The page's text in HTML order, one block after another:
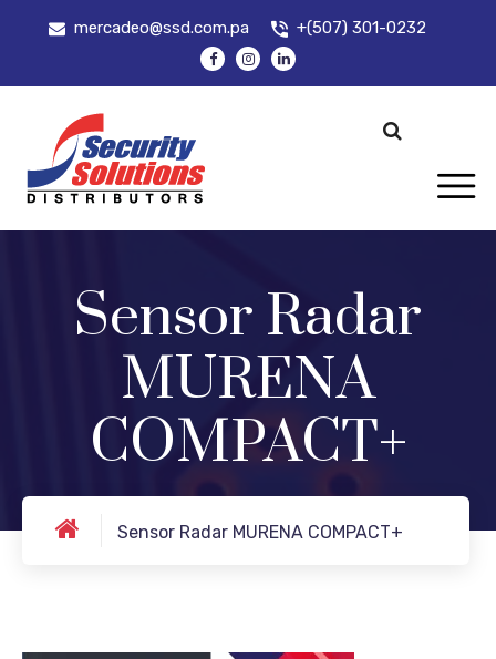
mercadeo@ssd.com.pa +(507) 301-0232
Sensor Radar
MURENA
COMPACT+
Sensor Radar MURENA COMPACT+